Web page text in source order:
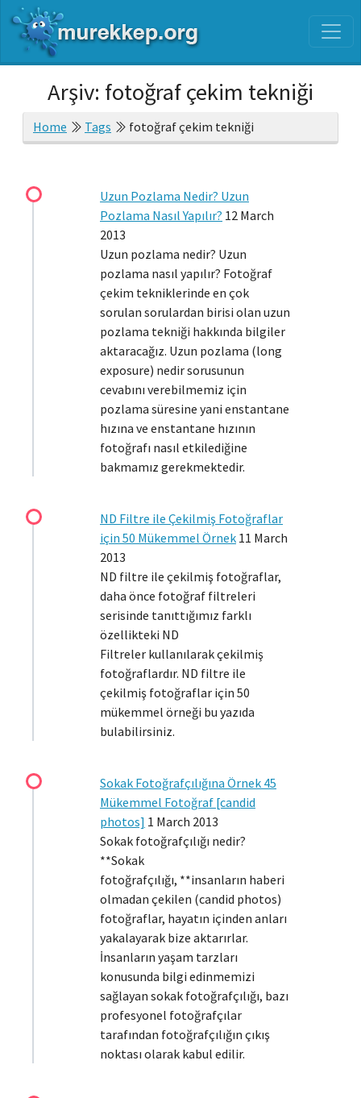
Arşiv: fotoğraf çekim tekniği
Home Tags fotoğraf çekim tekniği
Uzun Pozlama Nedir? Uzun
Pozlama Nasıl Yapılır? 12 March
2013
Uzun pozlama nedir? Uzun
pozlama nasıl yapılır? Fotoğraf
çekim tekniklerinde en çok
sorulan sorulardan birisi olan uzun
pozlama tekniği hakkında bilgiler
aktaracağız. Uzun pozlama (long
exposure) nedir sorusunun
cevabını verebilmemiz için
pozlama süresine yani enstantane
hızına ve enstantane hızının
fotoğrafı nasıl etkilediğine
bakmamız gerekmektedir.
ND Filtre ile Çekilmiş Fotoğraflar
için 50 Mükemmel Örnek 11 March
2013
ND filtre ile çekilmiş fotoğraflar,
daha önce fotoğraf filtreleri
serisinde tanıttığımız farklı
özellikteki ND
Filtreler kullanılarak çekilmiş
fotoğraflardır. ND filtre ile
çekilmiş fotoğraflar için 50
mükemmel örneği bu yazıda
bulabilirsiniz.
Sokak Fotoğrafçılığına Örnek 45
Mükemmel Fotoğraf [candid
photos] 1 March 2013
Sokak fotoğrafçılığı nedir?
**Sokak
fotoğrafçılığı, **insanların haberi
olmadan çekilen (candid photos)
fotoğraflar, hayatın içinden anları
yakalayarak bize aktarırlar.
İnsanların yaşam tarzları
konusunda bilgi edinmemizi
sağlayan sokak fotoğrafçılığı, bazı
profesyonel fotoğrafçılar
tarafından fotoğrafçılığın çıkış
noktası olarak kabul edilir.